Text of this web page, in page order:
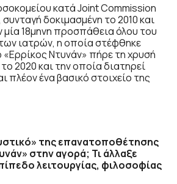
κατά Joint Commission
δοκιμασμένη το 2010 και
μία 18μηνη προσπάθεια όλου του
ιατρών, η οποία στέφθηκε
«Ερρίκος Ντυνάν» πήρε τη χρυσή
2020 και την οποία διατηρεί
πλέον ένα βασικό στοιχείο της
της επανατοποθέτησης
στην αγορά; Τι άλλαξε
λειτουργίας, φιλοσοφίας